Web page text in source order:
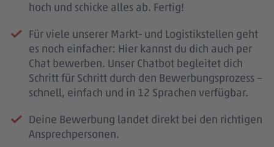
hoch und schicke alles ab. Fertig!
Für viele unserer Markt- und Logistikstellen geht
es noch einfacher: Hier kannst du dich auch per
Chat bewerben. Unser Chatbot begleitet dich
Schritt für Schritt durch den Bewerbungsprozess –
schnell, einfach und in 12 Sprachen verfügbar.
Deine Bewerbung landet direkt bei den richtigen
Ansprechpersonen.